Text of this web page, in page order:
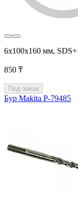
6x100x160 мм, SDS+
850 ₸
Под заказ
Бур Makita P-79485